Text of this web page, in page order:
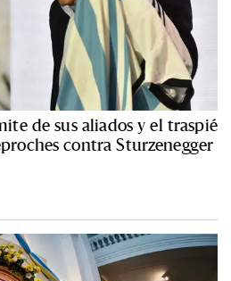
de sus aliados y el traspié
contra Sturzenegger